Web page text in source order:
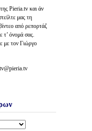
Pieria.tv και άν
μας τη
από ρεπορτάζ
τ’ όνομά σας.
με τον Γιώργο